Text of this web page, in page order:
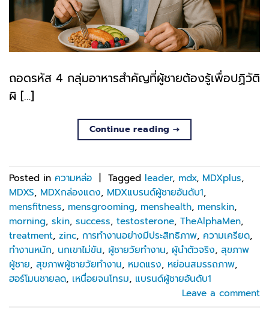
ถอดรหัส 4 กลุ่มอาหารสำคัญที่ผู้ชายต้องรู้เพื่อปฏิวัติ
ผิ […]
Continue reading →
Posted in ความหล่อ | Tagged leader, mdx, MDXplus,
MDXS, MDXกล่องแดง, MDXแบรนด์ผู้ชายอันดับ1,
mensfitness, mensgrooming, menshealth, menskin,
morning, skin, success, testosterone, TheAlphaMen,
treatment, zinc, การทำงานอย่างมีประสิทธิภาพ, ความเครียด,
ทำงานหนัก, นกเขาไม่ขัน, ผู้ชายวัยทำงาน, ผู้นำตัวจริง, สุขภาพ
ผู้ชาย, สุขภาพผู้ชายวัยทำงาน, หมดแรง, หย่อนสมรรถภาพ,
ฮอร์โมนชายลด, เหนื่อยจนโทรม, แบรนด์ผู้ชายอันดับ1
Leave a comment